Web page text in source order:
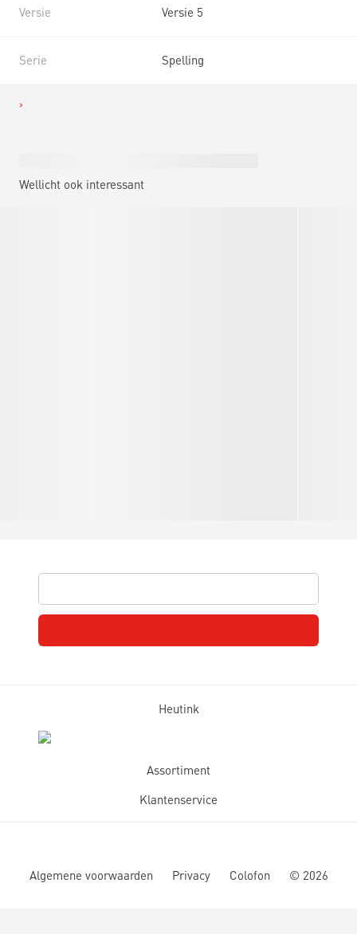
Versie Versie 5
Serie Spelling
Wellicht ook interessant
Heutink
Assortiment
Klantenservice
Algemene voorwaarden Privacy Colofon © 2026